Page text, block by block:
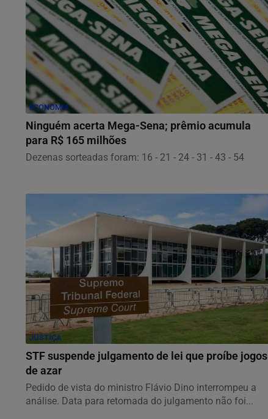
ECONOMIA
Ninguém acerta Mega-Sena; prêmio acumula
para R$ 165 milhões
Dezenas sorteadas foram: 16 - 21 - 24 - 31 - 43 - 54
JUSTIÇA
STF suspende julgamento de lei que proíbe jogos
de azar
Pedido de vista do ministro Flávio Dino interrompeu a
análise. Data para retomada do julgamento não foi...